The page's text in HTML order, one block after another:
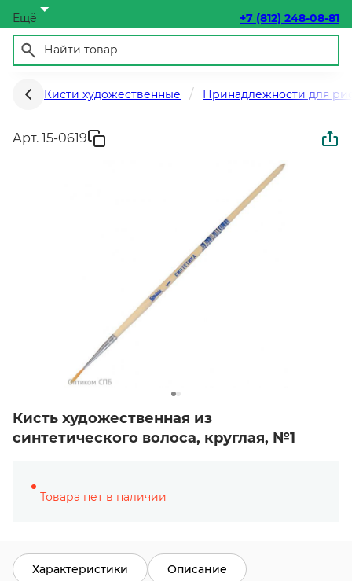
Ещё +7 (812) 248-08-81
Кисти художественные Принадлежности для
Арт. 15-0619
Кисть художественная из
синтетического волоса, круглая, №1
Товара нет в наличии
Характеристики Описание